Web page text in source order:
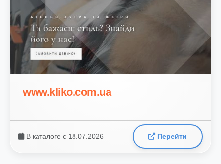
www.kliko.com.ua
В каталоге с 18.07.2026 Перейти